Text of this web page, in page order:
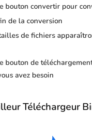
bouton convertir pour
de la conversion
de fichiers
bouton de
avez besoin
Téléchargeur